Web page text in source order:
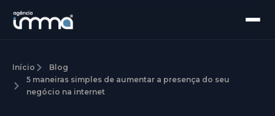
Início
Blog
5 maneiras simples de aumentar a presença do seu
negócio na internet